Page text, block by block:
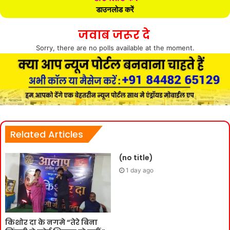
डाउनलोड करें
जवाब जरूर दे
Sorry, there are no polls available at the moment.
Related Articles
किशोर दा के नगमे “तेरे बिना
(no title)
1 day ago